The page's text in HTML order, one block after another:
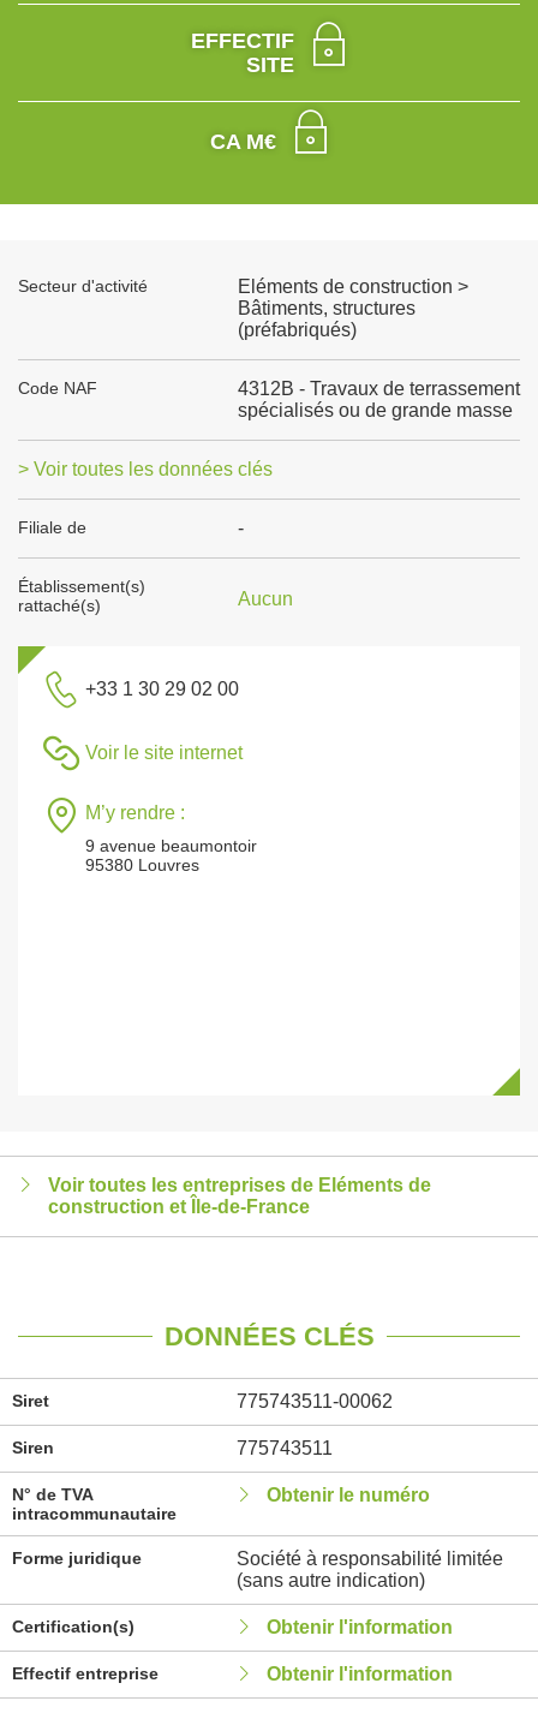
EFFECTIF
SITE
CA M€
Secteur d'activité
Eléments de construction >
Bâtiments, structures
(préfabriqués)
Code NAF
4312B - Travaux de terrassement
spécialisés ou de grande masse
> Voir toutes les données clés
Filiale de -
Établissement(s)
rattaché(s)
Aucun
+33 1 30 29 02 00
Voir le site internet
M’y rendre :
9 avenue beaumontoir
95380 Louvres
Voir toutes les entreprises de Eléments de
construction et Île-de-France
DONNÉES CLÉS
Siret 775743511-00062
Siren 775743511
N° de TVA
intracommunautaire
Obtenir le numéro
Forme juridique
Société à responsabilité limitée
(sans autre indication)
Certification(s) Obtenir l'information
Effectif entreprise Obtenir l'information